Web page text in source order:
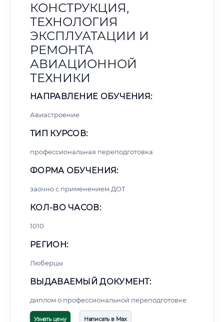
КОНСТРУКЦИЯ,
ТЕХНОЛОГИЯ
ЭКСПЛУАТАЦИИ И
РЕМОНТА
АВИАЦИОННОЙ
ТЕХНИКИ
НАПРАВЛЕНИЕ ОБУЧЕНИЯ:
Авиастроение
ТИП КУРСОВ:
профессиональная переподготовка
ФОРМА ОБУЧЕНИЯ:
заочно с применением ДОТ
КОЛ-ВО ЧАСОВ:
1010
РЕГИОН:
Люберцы
ВЫДАВАЕМЫЙ ДОКУМЕНТ:
диплом о профессиональной переподготовке
Узнать цену Написать в Max